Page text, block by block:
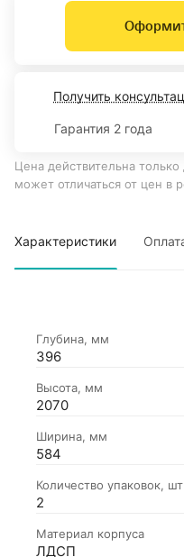
Получить
Гарантия 2 года
Цена действительна
может отличаться от цен в
Характеристики
Глубина, мм
396
Высота, мм
2070
Ширина, мм
584
Количество упаковок, шт
2
Материал корпуса
ЛДСП